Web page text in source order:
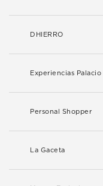
DHIERRO
Experiencias Palacio
Personal Shopper
La Gaceta